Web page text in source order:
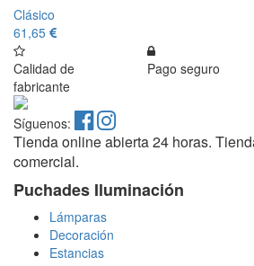
Clásico
61,65
Calidad de
fabricante
Pago seguro
Síguenos:
Tienda online abierta 24 horas.
comercial.
Puchades Iluminación
Lámparas
Decoración
Estancias